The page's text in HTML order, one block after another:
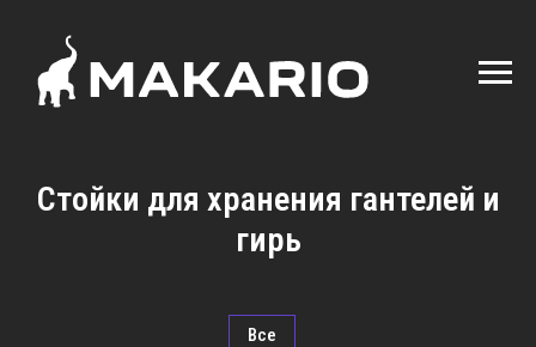
Стойки для хранения гантелей и
гирь
Все